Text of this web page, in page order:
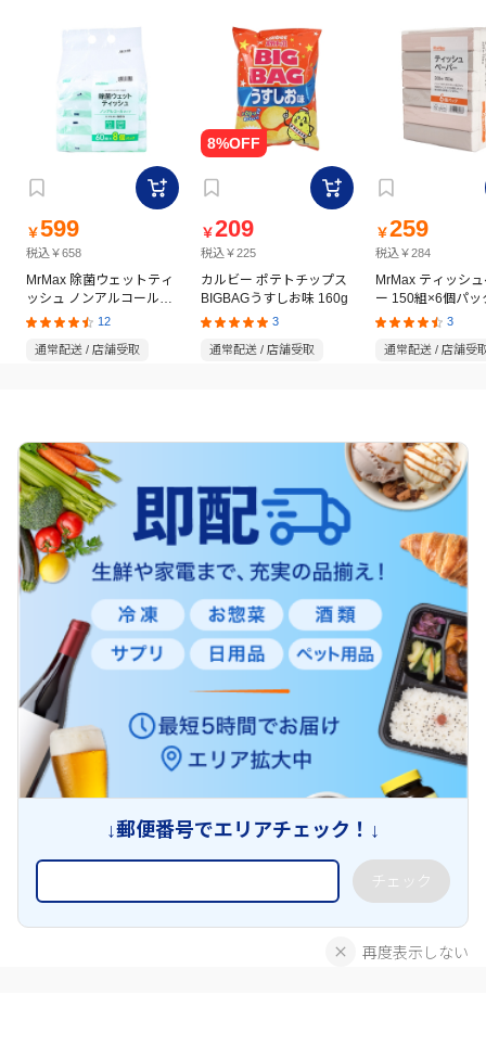
￥599
税込￥658
MrMax 除菌ウェットティ
ッシュ ノンアルコールタ
イプ 60枚×8個パック
12
通常配送 / 店舗受取
￥209
税込￥225
カルビー ポテトチップス
BIGBAGうすしお味 160g
3
通常配送 / 店舗受取
￥259
税込￥284
MrMax ティッシ
ー 150組×6個パッ
3
通常配送 / 店舗受
↓郵便番号でエリアチェック！↓
チェック
再度表示しない